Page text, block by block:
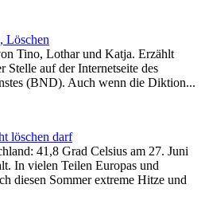
Löschen
Tino, Lothar und Katja. Erzählt
Stelle auf der Internetseite des
(BND). Auch wenn die Diktion...
löschen darf
41,8 Grad Celsius am 27. Juni
In vielen Teilen Europas und
diesen Sommer extreme Hitze und